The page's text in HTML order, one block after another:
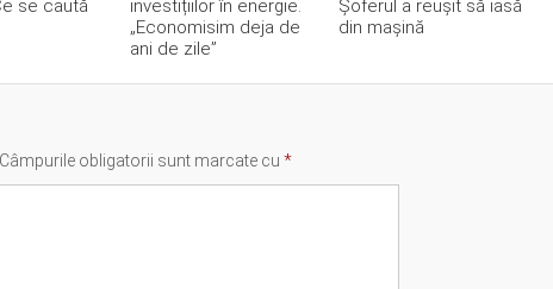
se caută
investițiilor în energie.
„Economisim deja de
ani de zile”
Șoferul a reușit să iasă
din mașină
Câmpurile obligatorii sunt marcate cu *